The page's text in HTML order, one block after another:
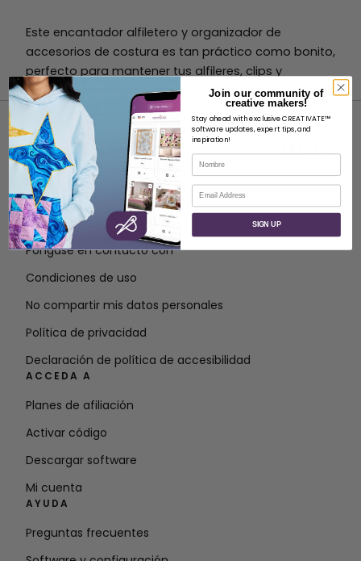
Este encantador alfiletero y organizador de
accesorios de costura es tan práctico como bonito,
perfecto para mantener tus alfileres, clips y
pequeñas herramientas en orden.
ACERCA DE
Acerca de SVP Worldwide
Póngase en contacto con
Condiciones de uso
No compartir mis datos personales
Política de privacidad
Declaración de política de accesibilidad
ACCEDA A
Planes de afiliación
Activar código
Descargar software
Mi cuenta
AYUDA
Preguntas frecuentes
Join our community of
creative makers!
Stay ahead with exclusive CREATIVATE™
software updates, expert tips, and
inspiration!
Nombre
Correo electrónico
SIGN UP